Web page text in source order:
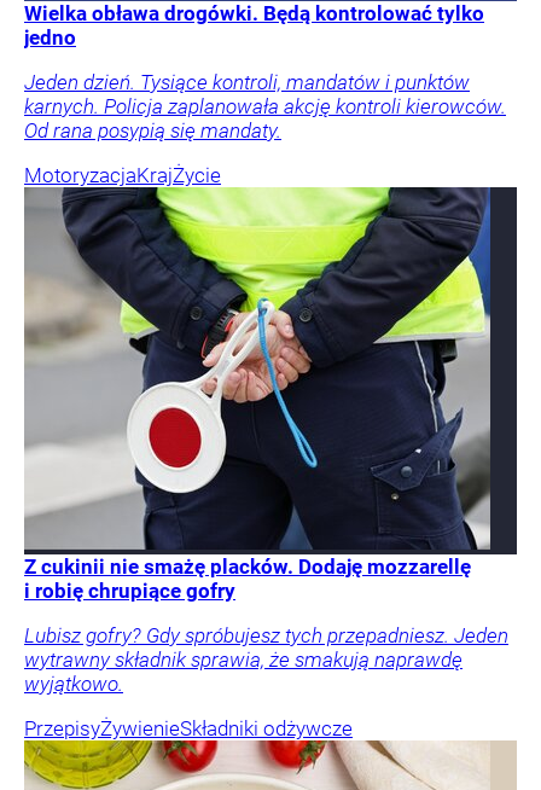
Wielka obława drogówki. Będą kontrolować tylko
jedno
Jeden dzień. Tysiące kontroli, mandatów i punktów
karnych. Policja zaplanowała akcję kontroli kierowców.
Od rana posypią się mandaty.
MotoryzacjaKrajŻycie
Z cukinii nie smażę placków. Dodaję mozzarellę
i robię chrupiące gofry
Lubisz gofry? Gdy spróbujesz tych przepadniesz. Jeden
wytrawny składnik sprawia, że smakują naprawdę
wyjątkowo.
PrzepisyŻywienieSkładniki odżywcze